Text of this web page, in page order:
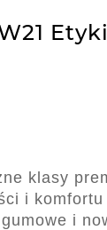
klasy
i komfortu
i